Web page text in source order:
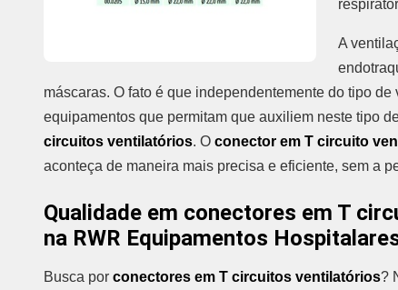
A
máscaras. O fato é que independentemente do tipo
equipamentos que permitam que auxiliem neste tipo
circuitos ventilatórios. O conector em T circuito
aconteça de maneira mais precisa e eficiente, sem a
Qualidade em conectores em T
na RWR Equipamentos
Busca por conectores em T circuitos ventilatórios?